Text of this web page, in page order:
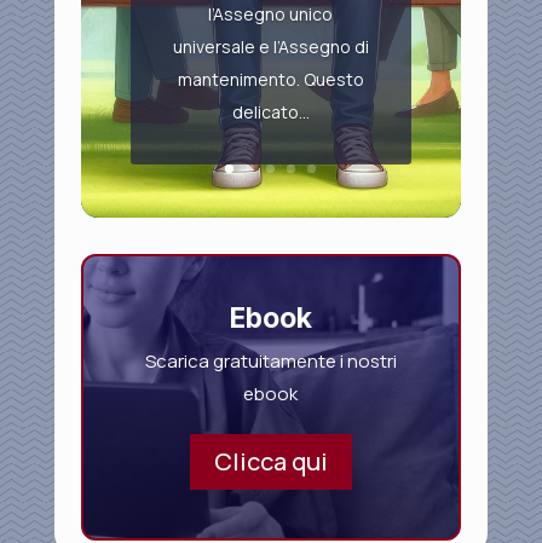
l’Assegno unico
universale e l’Assegno di
mantenimento. Questo
delicato...
Ebook
Scarica gratuitamente i nostri
ebook
Clicca qui